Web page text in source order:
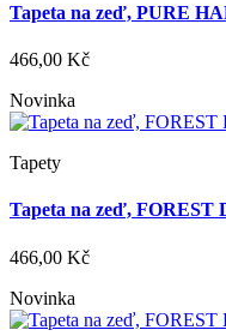
Tapeta na zeď, PURE
466,00 Kč
Novinka
Tapety
Tapeta na zeď, FOREST
466,00 Kč
Novinka